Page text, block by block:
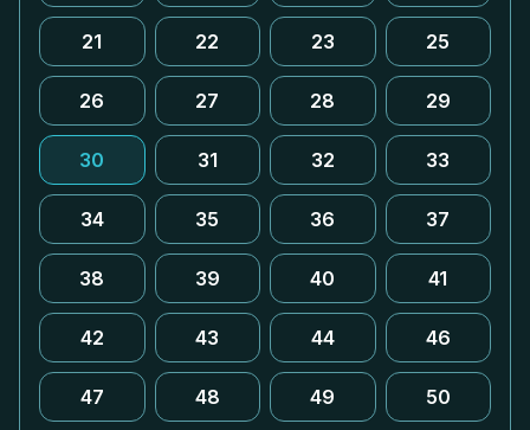
21 22 23 25
26 27 28 29
30 31 32 33
34 35 36 37
38 39 40 41
42 43 44 46
47 48 49 50